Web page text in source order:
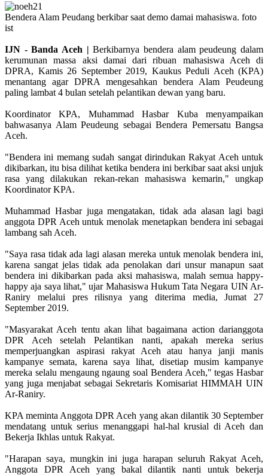
Bendera Alam Peudang berkibar saat demo damai mahasiswa. foto
ist
IJN - Banda Aceh | Berkibarnya bendera alam peudeung dalam
kerumunan massa aksi damai dari ribuan mahasiswa Aceh di
DPRA, Kamis 26 September 2019, Kaukus Peduli Aceh (KPA)
menantang agar DPRA mengesahkan bendera Alam Peudeung
paling lambat 4 bulan setelah pelantikan dewan yang baru.
Koordinator KPA, Muhammad Hasbar Kuba menyampaikan
bahwasanya Alam Peudeung sebagai Bendera Pemersatu Bangsa
Aceh.
"Bendera ini memang sudah sangat dirindukan Rakyat Aceh untuk
dikibarkan, itu bisa dilihat ketika bendera ini berkibar saat aksi unjuk
rasa yang dilakukan rekan-rekan mahasiswa kemarin," ungkap
Koordinator KPA.
Muhammad Hasbar juga mengatakan, tidak ada alasan lagi bagi
anggota DPR Aceh untuk menolak menetapkan bendera ini sebagai
lambang sah Aceh.
"Saya rasa tidak ada lagi alasan mereka untuk menolak bendera ini,
karena sangat jelas tidak ada penolakan dari unsur manapun saat
bendera ini dikibarkan pada aksi mahasiswa, malah semua happy-
happy aja saya lihat," ujar Mahasiswa Hukum Tata Negara UIN Ar-
Raniry melalui pres rilisnya yang diterima media, Jumat 27
September 2019.
"Masyarakat Aceh tentu akan lihat bagaimana action darianggota
DPR Aceh setelah Pelantikan nanti, apakah mereka serius
memperjuangkan aspirasi rakyat Aceh atau hanya janji manis
kampanye semata, karena saya lihat, disetiap musim kampanye
mereka selalu mengaung ngaung soal Bendera Aceh," tegas Hasbar
yang juga menjabat sebagai Sekretaris Komisariat HIMMAH UIN
Ar-Raniry.
KPA meminta Anggota DPR Aceh yang akan dilantik 30 September
mendatang untuk serius menanggapi hal-hal krusial di Aceh dan
Bekerja Ikhlas untuk Rakyat.
"Harapan saya, mungkin ini juga harapan seluruh Rakyat Aceh,
Anggota DPR Aceh yang bakal dilantik nanti untuk bekerja